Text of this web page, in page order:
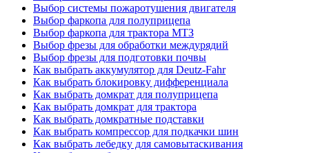
Выбор системы пожаротушения двигателя
Выбор фаркопа для полуприцепа
Выбор фаркопа для трактора МТЗ
Выбор фрезы для обработки междурядий
Выбор фрезы для подготовки почвы
Как выбрать аккумулятор для Deutz-Fahr
Как выбрать блокировку дифференциала
Как выбрать домкрат для полуприцепа
Как выбрать домкрат для трактора
Как выбрать домкратные подставки
Как выбрать компрессор для подкачки шин
Как выбрать лебедку для самовытаскивания